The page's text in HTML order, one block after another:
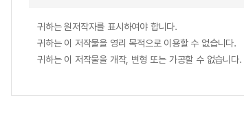
귀하는 원저작자를 표시하여야 합니다.
귀하는 이 저작물을 영리 목적으로 이용할 수 없습니다.
귀하는 이 저작물을 개작, 변형 또는 가공할 수 없습니다.